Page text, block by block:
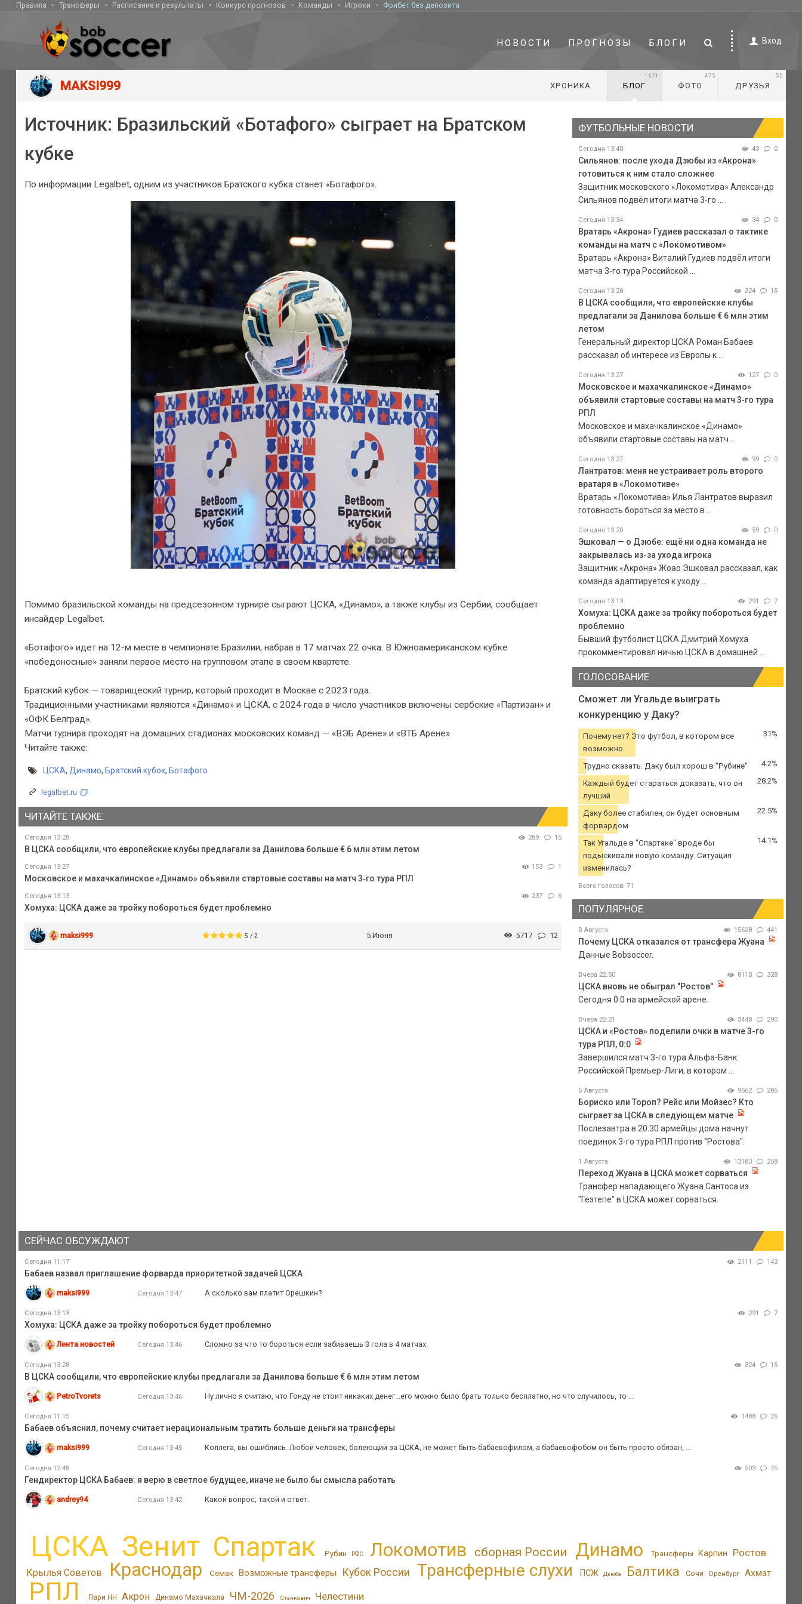
Правила Трансферы Расписание и результаты Конкурс прогнозов Команды Игроки Фрибет без депозита
НОВОСТИ ПРОГНОЗЫ БЛОГИ Вход
MAKSI999 ХРОНИКА БЛОГ
1671
ФОТО
475
ДРУЗЬЯ
55
Источник: Бразильский «Ботафого» сыграет на Братском
кубке
По информации Legalbet, одним из участников Братского кубка станет «Ботафого».
Помимо бразильской команды на предсезонном турнире сыграют ЦСКА, «Динамо», а также клубы из Сербии, сообщает
инсайдер Legalbet.
«Ботафого» идет на 12-м месте в чемпионате Бразилии, набрав в 17 матчах 22 очка. В Южноамериканском кубке
«победоносные» заняли первое место на групповом этапе в своем квартете.
Братский кубок — товарищеский турнир, который проходит в Москве с 2023 года.
Традиционными участниками являются «Динамо» и ЦСКА, с 2024 года в число участников включены сербские «Партизан» и
«ОФК Белград».
Матчи турнира проходят на домашних стадионах московских команд — «ВЭБ Арене» и «ВТБ Арене».
Читайте также:
ЦСКА, Динамо, Братский кубок, Ботафого
legalbet.ru
ЧИТАЙТЕ ТАКЖЕ:
Сегодня 13:28 289 15
В ЦСКА сообщили, что европейские клубы предлагали за Данилова больше € 6 млн этим летом
Сегодня 13:27 153 1
Московское и махачкалинское «Динамо» объявили стартовые составы на матч 3‑го тура РПЛ
Сегодня 13:13 237 6
Хомуха: ЦСКА даже за тройку побороться будет проблемно
maksi999 5 / 2 5 Июня 5717 12
ФУТБОЛЬНЫЕ НОВОСТИ
Сегодня 13:40 43 0
Сильянов: после ухода Дзюбы из «Акрона»
готовиться к ним стало сложнее
Защитник московского «Локомотива» Александр
Сильянов подвёл итоги матча 3-го ...
Сегодня 13:34 34 0
Вратарь «Акрона» Гудиев рассказал о тактике
команды на матч с «Локомотивом»
Вратарь «Акрона» Виталий Гудиев подвёл итоги
матча 3-го тура Российской ...
Сегодня 13:28 324 15
В ЦСКА сообщили, что европейские клубы
предлагали за Данилова больше € 6 млн этим
летом
Генеральный директор ЦСКА Роман Бабаев
рассказал об интересе из Европы к ...
Сегодня 13:27 127 0
Московское и махачкалинское «Динамо»
объявили стартовые составы на матч 3‑го тура
РПЛ
Московское и махачкалинское «Динамо»
объявили стартовые составы на матч ...
Сегодня 13:27 99 0
Лантратов: меня не устраивает роль второго
вратаря в «Локомотиве»
Вратарь «Локомотива» Илья Лантратов выразил
готовность бороться за место в ...
Сегодня 13:20 59 0
Эшковал — о Дзюбе: ещё ни одна команда не
закрывалась из-за ухода игрока
Защитник «Акрона» Жоао Эшковал рассказал, как
команда адаптируется к уходу ...
Сегодня 13:13 291 7
Хомуха: ЦСКА даже за тройку побороться будет
проблемно
Бывший футболист ЦСКА Дмитрий Хомуха
прокомментировал ничью ЦСКА в домашней ...
ГОЛОСОВАНИЕ
Сможет ли Угальде выиграть
конкуренцию у Даку?
Почему нет? Это футбол, в котором все
возможно
31%
Трудно сказать. Даку был хорош в "Рубине" 4.2%
Каждый будет стараться доказать, что он
лучший
28.2%
Даку более стабилен, он будет основным
форвардом
22.5%
Так Угальде в "Спартаке" вроде бы
подыскивали новую команду. Ситуация
изменилась?
14.1%
Всего голосов: 71
ПОПУЛЯРНОЕ
3 Августа 15628 441
Почему ЦСКА отказался от трансфера Жуана
Данные Bobsoccer.
Вчера 22:50 8110 328
ЦСКА вновь не обыграл "Ростов"
Сегодня 0:0 на армейской арене.
Вчера 22:21 3448 290
ЦСКА и «Ростов» поделили очки в матче 3-го
тура РПЛ, 0:0
Завершился матч 3-го тура Альфа-Банк
Российской Премьер-Лиги, в котором ...
6 Августа 9562 286
Бориско или Тороп? Рейс или Мойзес? Кто
сыграет за ЦСКА в следующем матче
Послезавтра в 20.30 армейцы дома начнут
поединок 3-го тура РПЛ против "Ростова".
1 Августа 13183 258
Переход Жуана в ЦСКА может сорваться
Трансфер нападающего Жуана Сантоса из
"Гезтепе" в ЦСКА может сорваться.
СЕЙЧАС ОБСУЖДАЮТ
Сегодня 11:17 2111 143
Бабаев назвал приглашение форварда приоритетной задачей ЦСКА
maksi999 Сегодня 13:47 А сколько вам платит Орешкин?
Сегодня 13:13 291 7
Хомуха: ЦСКА даже за тройку побороться будет проблемно
Лента новостей Сегодня 13:46 Сложно за что то бороться если забиваешь 3 гола в 4 матчах.
Сегодня 13:28 324 15
В ЦСКА сообщили, что европейские клубы предлагали за Данилова больше € 6 млн этим летом
PetroTvorets Сегодня 13:46 Ну лично я считаю, что Гонду не стоит никаких денег...его можно было брать только бесплатно, но что случилось, то ...
Сегодня 11:15 1488 26
Бабаев объяснил, почему считает нерациональным тратить больше деньги на трансферы
maksi999 Сегодня 13:45 Коллега, вы ошиблись. Любой человек, болеющий за ЦСКА, не может быть бабаевофилом, а бабаевофобом он быть просто обязан, ...
Сегодня 12:48 503 25
Гендиректор ЦСКА Бабаев: я верю в светлое будущее, иначе не было бы смысла работать
andrey94 Сегодня 13:42 Какой вопрос, такой и ответ.
ЦСКА Зенит Спартак Рубин РФС Локомотив сборная России Динамо Трансферы Карпин Ростов
Крылья Советов Краснодар Семак Возможные трансферы Кубок России Трансферные слухи ПСЖ Дзюба Балтика Сочи Оренбург Ахмат
РПЛ Пари НН Акрон Динамо Махачкала ЧМ-2026 Станкович Челестини